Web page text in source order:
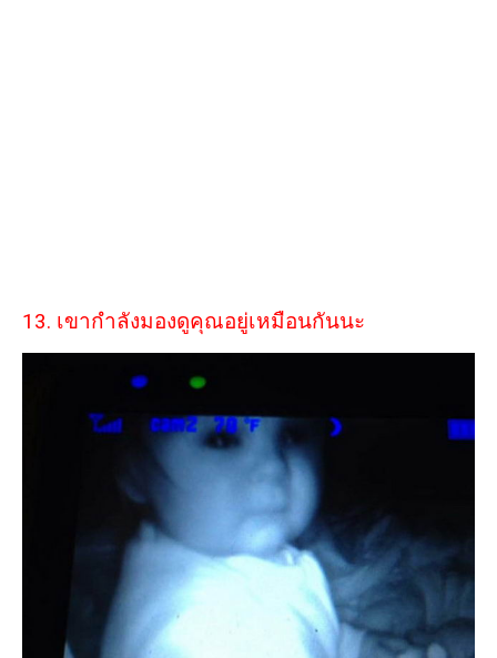
13. เขากำลังมองดูคุณอยู่เหมือนกันนะ